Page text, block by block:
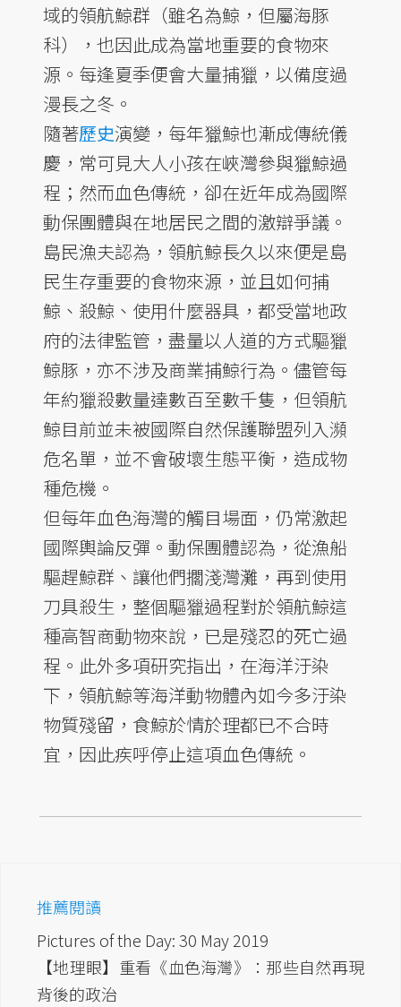
域的領航鯨群（雖名為鯨，但屬海豚
科），也因此成為當地重要的食物來
源。每逢夏季便會大量捕獵，以備度過
漫長之冬。
隨著歷史演變，每年獵鯨也漸成傳統儀
慶，常可見大人小孩在峽灣參與獵鯨過
程；然而血色傳統，卻在近年成為國際
動保團體與在地居民之間的激辯爭議。
島民漁夫認為，領航鯨長久以來便是島
民生存重要的食物來源，並且如何捕
鯨、殺鯨、使用什麼器具，都受當地政
府的法律監管，盡量以人道的方式驅獵
鯨豚，亦不涉及商業捕鯨行為。儘管每
年約獵殺數量達數百至數千隻，但領航
鯨目前並未被國際自然保護聯盟列入瀕
危名單，並不會破壞生態平衡，造成物
種危機。
但每年血色海灣的觸目場面，仍常激起
國際輿論反彈。動保團體認為，從漁船
驅趕鯨群、讓他們擱淺灣灘，再到使用
刀具殺生，整個驅獵過程對於領航鯨這
種高智商動物來說，已是殘忍的死亡過
程。此外多項研究指出，在海洋汙染
下，領航鯨等海洋動物體內如今多汙染
物質殘留，食鯨於情於理都已不合時
宜，因此疾呼停止這項血色傳統。
推薦閱讀
Pictures of the Day: 30 May 2019
【地理眼】重看《血色海灣》：那些自然再現
背後的政治